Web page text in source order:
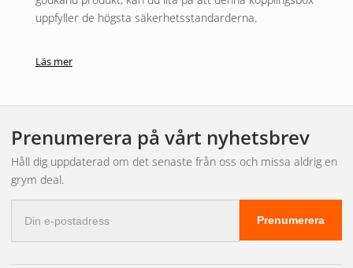
uppfyller de högsta säkerhetsstandarderna.
Läs mer
Prenumerera på vårt nyhetsbrev
Håll dig uppdaterad om det senaste från oss och missa aldrig en
grym deal.
postadress
Prenumerera